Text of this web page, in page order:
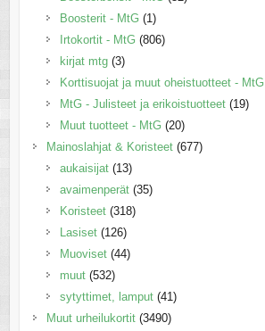
Boosterit - MtG (1)
Irtokortit - MtG (806)
kirjat mtg (3)
Korttisuojat ja muut oheistuotteet - MtG
MtG - Julisteet ja erikoistuotteet (19)
Muut tuotteet - MtG (20)
Mainoslahjat & Koristeet (677)
aukaisijat (13)
avaimenperät (35)
Koristeet (318)
Lasiset (126)
Muoviset (44)
muut (532)
sytyttimet, lamput (41)
Muut urheilukortit (3490)